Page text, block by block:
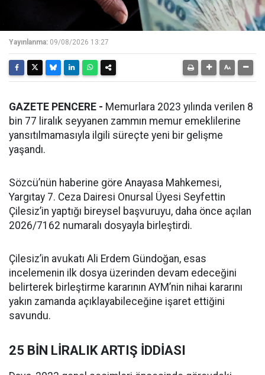
Yayınlanma: 09/08/2026 13:27
GAZETE PENCERE - Memurlara 2023 yılında verilen 8
bin 77 liralık seyyanen zammın memur emeklilerine
yansıtılmamasıyla ilgili süreçte yeni bir gelişme
yaşandı.
Sözcü’nün haberine göre Anayasa Mahkemesi,
Yargıtay 7. Ceza Dairesi Onursal Üyesi Seyfettin
Çilesiz’in yaptığı bireysel başvuruyu, daha önce açılan
2026/7162 numaralı dosyayla birleştirdi.
Çilesiz’in avukatı Ali Erdem Gündoğan, esas
incelemenin ilk dosya üzerinden devam edeceğini
belirterek birleştirme kararının AYM’nin nihai kararını
yakın zamanda açıklayabileceğine işaret ettiğini
savundu.
25 BİN LİRALIK ARTIŞ İDDİASI